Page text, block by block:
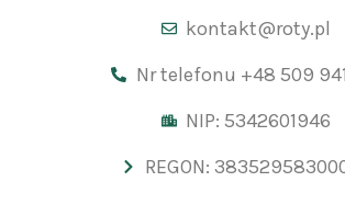
kontakt@roty.pl
Nr telefonu +48 509
NIP: 5342601946
REGON: